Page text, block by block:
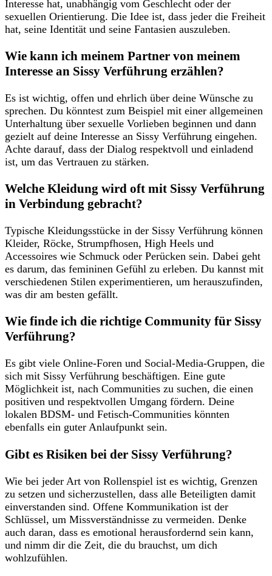
Interesse hat, ‍unabhängig ⁣vom Geschlecht‍ oder der
sexuellen⁢ Orientierung. Die Idee ist, dass jeder⁤ die‌ Freiheit
hat, seine Identität und seine Fantasien auszuleben.
Wie kann ich‌ meinem Partner ⁣von meinem
⁢Interesse an​ Sissy Verführung erzählen?
Es ist wichtig, offen und ehrlich über deine Wünsche zu
sprechen. Du könntest zum Beispiel mit einer allgemeinen
Unterhaltung über sexuelle ‌Vorlieben beginnen und dann
⁣gezielt auf deine Interesse an Sissy Verführung eingehen.
⁢Achte darauf, dass der Dialog respektvoll und einladend
ist, um das Vertrauen zu stärken.
Welche Kleidung wird oft mit Sissy Verführung
in ​Verbindung gebracht?
Typische Kleidungsstücke in der‍ Sissy Verführung können
Kleider, Röcke, Strumpfhosen, High Heels ​und
‌Accessoires wie ⁤Schmuck oder Perücken sein. Dabei⁢ geht
es darum, das femininen Gefühl zu erleben. Du‍ kannst mit
verschiedenen Stilen experimentieren, ⁣um‍ herauszufinden,
was dir am besten gefällt.
Wie finde ich‌ die⁣ richtige Community für⁤ Sissy
Verführung?
Es⁢ gibt viele Online-Foren und Social-Media-Gruppen, die
sich mit Sissy ​Verführung beschäftigen. ​Eine gute
Möglichkeit ist, nach Communities zu suchen, die einen
positiven und respektvollen ‍Umgang fördern. ‍Deine
lokalen BDSM- und Fetisch-Communities ​könnten
ebenfalls ein guter ⁢Anlaufpunkt ⁤sein.
Gibt es Risiken bei der Sissy Verführung?
Wie bei jeder Art von⁢ Rollenspiel ist es wichtig,⁤ Grenzen
zu setzen und ‌sicherzustellen, dass alle Beteiligten ⁤damit
einverstanden sind. Offene Kommunikation ist der
Schlüssel, um Missverständnisse ​zu vermeiden. Denke
auch daran, dass es emotional herausfordernd‍ sein kann,
und nimm dir ‍die Zeit, die​ du brauchst, ‍um dich
wohlzufühlen.